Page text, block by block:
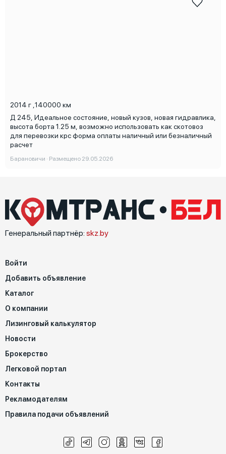
2014 г 140000 км
Д 245, Идеальное состояние, новый кузов, новая гидравлика,
высота борта 1.25 м, возможно использовать как скотовоз
для перевозки крс форма оплаты наличный или безналичный
расчет
Барановичи · Размещено 29.05.2026
Генеральный партнёр: skz.by
Войти
Добавить объявление
Каталог
О компании
Лизинговый калькулятор
Новости
Брокерство
Легковой портал
Контакты
Рекламодателям
Правила подачи объявлений